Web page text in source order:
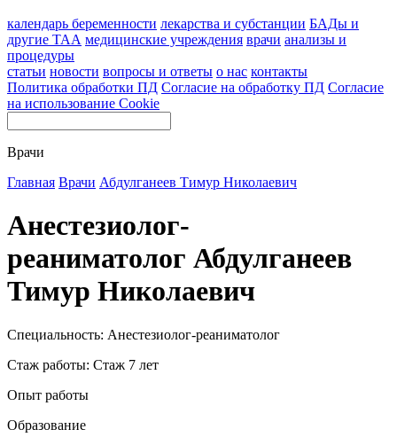
календарь беременности лекарства и субстанции БАДы и
другие ТАА медицинские учреждения врачи анализы и
процедуры
статьи новости вопросы и ответы о нас контакты
Политика обработки ПД Согласие на обработку ПД Согласие
на использование Cookie
Врачи
Главная Врачи Абдулганеев Тимур Николаевич
Анестезиолог-
реаниматолог Абдулганеев
Тимур Николаевич
Специальность: Анестезиолог-реаниматолог
Стаж работы: Стаж 7 лет
Опыт работы
Образование